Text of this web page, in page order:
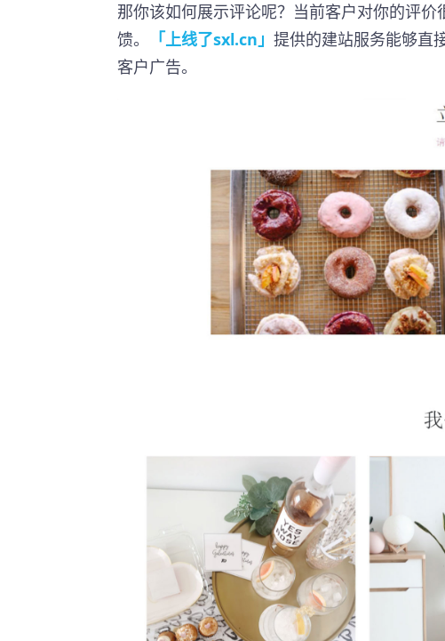
那你该如何展示评论呢？当前客户对你的评
馈。
「上线了sxl.cn」 提供的建站服务能够直
客户广告。